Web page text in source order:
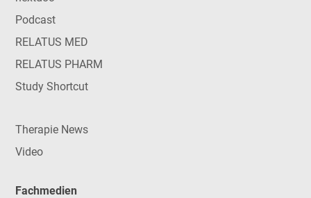
Podcast
RELATUS MED
RELATUS PHARM
Study Shortcut
Therapie News
Video
Fachmedien